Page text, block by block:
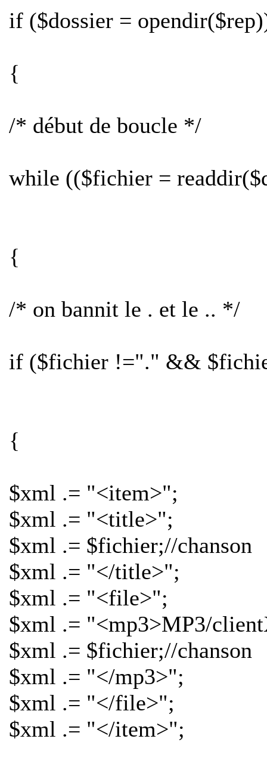
if ($dossier =
{
/* début de boucle */
while (($fichier =
{
/* on bannit le . et le .. */
if ($fichier !="." &&
{
$xml .= "<item>";
$xml .= "<title>";
$xml .= $fichier;//chanson
$xml .= "</title>";
$xml .= "<file>";
$xml .= "<mp3>MP3/
$xml .= $fichier;//chanson
$xml .= "</mp3>";
$xml .= "</file>";
$xml .= "</item>";